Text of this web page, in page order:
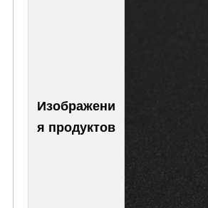
Изображени
я продуктов